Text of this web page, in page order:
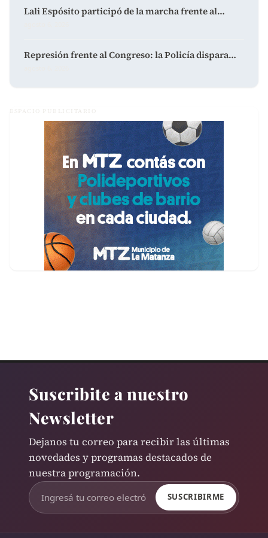
Lali Espósito participó de la marcha frente al…
Represión frente al Congreso: la Policía dispara…
ESPACIO PUBLICITARIO
Suscribite a nuestro
Newsletter
Dejanos tu correo para recibir las últimas
novedades y programas destacados de
nuestra programación.
SUSCRIBIRME